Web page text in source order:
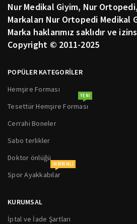
Nur Medikal Giyim, Nur
Markaları Nur Ortopedi Medikal
Marka haklarımız saklıdır ve
Copyright © 2011-2025
POPÜLER KATEGORİLER
Hemşire Forması
Tesettür Hemşire Forması
YENI
Cerrahi Boneler
Sabo terlikler
Doktor önlüğü
Spor Ayakkabılar
INDIRIMLI
KURUMSAL
İptal ve İade Şartları